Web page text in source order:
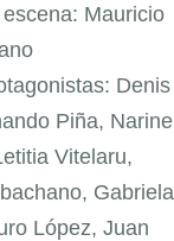
Mauricio
Denis
Piña, Narine
Vitelaru,
Gabriela
López, Juan